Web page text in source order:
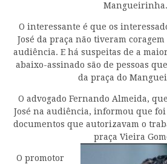
Mangueirinha.
O interessante é que os
José da praça não tiveram
audiência. E há suspeitas de a
abaixo-assinado são de pessoas
da praça do
O advogado Fernando Almeida,
José na audiência, informou que foi
documentos que autorizavam o
praça Vieira
O promotor